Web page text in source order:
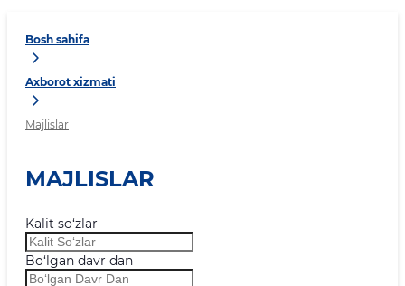
Bosh sahifa
Axborot xizmati
Majlislar
MAJLISLAR
Kalit so‘zlar
Bo‘lgan davr dan